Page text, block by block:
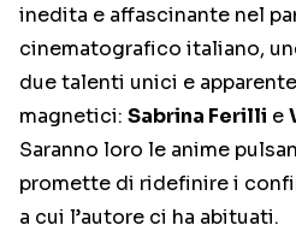
inedita e affascinante nel
cinematografico italiano,
due talenti unici e
magnetici: Sabrina Ferilli e
Saranno loro le anime
promette di ridefinire i
a cui l’autore ci ha abituati.